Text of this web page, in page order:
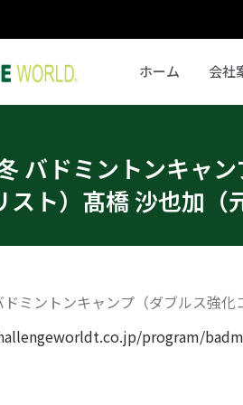
ホーム 会社
バドミントンキャ
スト）髙橋 沙也加
ミントンキャンプ（ダブルス強化
program/